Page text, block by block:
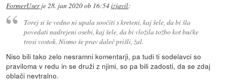
FormerUserje 28. jan 2020 ob 16:54izjavil:
Torej si še vedno ni upala soočiti s kreteni, kaj šele, da bi šla
povedati nadrejeni osebi, kaj šele, da bi vložila tožbo kot bučke
trosi vostok. Nismo še prav daleč prišli, žal.
Niso bili tako zelo nesramni komentarji, pa tudi ti sodelavci so
praviloma v redu in se druži z njimi, so pa bili zadosti, da se zdaj
oblači nevtralno.